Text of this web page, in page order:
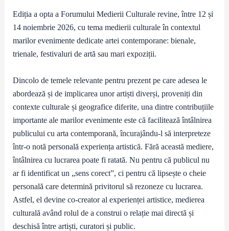
Ediția a opta a Forumului Medierii Culturale revine, între 12 și
14 noiembrie 2026, cu tema medierii culturale în contextul
marilor evenimente dedicate artei contemporane: bienale,
trienale, festivaluri de artă sau mari expoziții.
Dincolo de temele relevante pentru prezent pe care adesea le
abordează și de implicarea unor artiști diverși, proveniți din
contexte culturale și geografice diferite, una dintre contribuțiile
importante ale marilor evenimente este că facilitează întâlnirea
publicului cu arta contemporană, încurajându-l să interpreteze
într-o notă personală experiența artistică. Fără această mediere,
întâlnirea cu lucrarea poate fi ratată. Nu pentru că publicul nu
ar fi identificat un „sens corect”, ci pentru că lipsește o cheie
personală care determină privitorul să rezoneze cu lucrarea.
Astfel, el devine co-creator al experienței artistice, medierea
culturală având rolul de a construi o relație mai directă și
deschisă între artiști, curatori și public.